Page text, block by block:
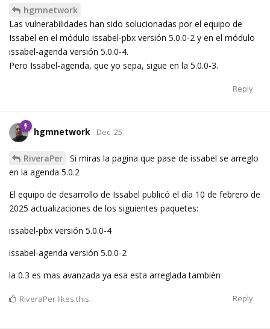
hgmnetwork
Las vulnerabilidades han sido solucionadas por el equipo de
Issabel en el módulo issabel-pbx versión 5.0.0-2 y en el módulo
issabel-agenda versión 5.0.0-4.
Pero Issabel-agenda, que yo sepa, sigue en la 5.0.0-3.
Reply
hgmnetwork Dec '25
RiveraPer
Si miras la pagina que pase de issabel se arreglo
en la agenda 5.0.2
El equipo de desarrollo de Issabel publicó el día 10 de febrero de
2025 actualizaciones de los siguientes paquetes:
issabel-pbx versión 5.0.0-4
issabel-agenda versión 5.0.0-2
la 0.3 es mas avanzada ya esa esta arreglada también
Reply
RiveraPer likes this.